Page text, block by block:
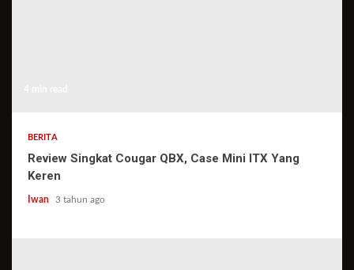
BERITA
Review Singkat Cougar QBX, Case Mini ITX Yang
Keren
Iwan 3 tahun ago